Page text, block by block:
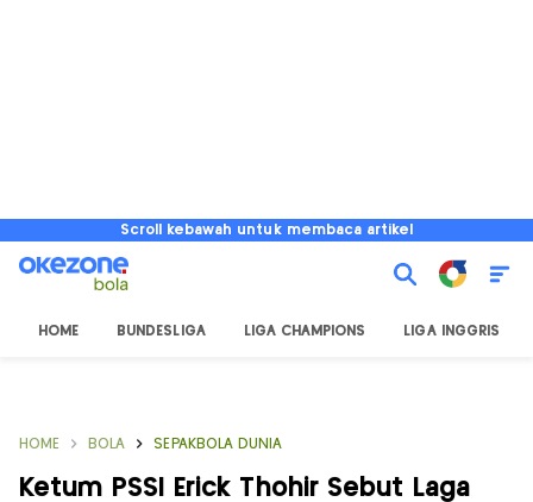
Scroll kebawah untuk membaca artikel
HOME BUNDESLIGA LIGA CHAMPIONS LIGA INGGRIS
HOME BOLA SEPAKBOLA DUNIA
Ketum PSSI Erick Thohir Sebut Laga